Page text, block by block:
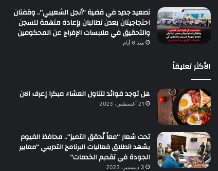
تصعيد جديد في قضية “أنجل الشعيبي”.. وقفتان
احتجاجيتان بعدن تطالبان بإعادة متهمة للسجن
والتحقيق في ملابسات الإفراج عن المحكومين
منذ 6 أيام
الأكثر تعليقاً
هل توجد فوائد لتناول العشاء مبكرا إعرف الان
21 أغسطس، 2023
تحت شعار “معاً نُحقق التميز”.. محافظ الفيوم
يشهد انطلاق فعاليات البرنامج التدريبي “معايير
الجودة في تقديم الخدمات”
3 ديسمبر، 2023